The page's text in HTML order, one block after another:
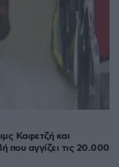
Καφετζή και
που αγγίζει τις 20.000